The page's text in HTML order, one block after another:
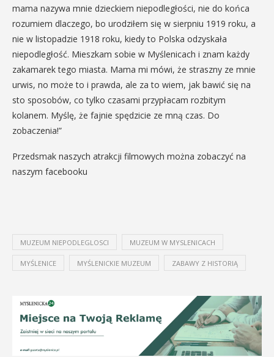
mama nazywa mnie dzieckiem niepodległości, nie do końca
rozumiem dlaczego, bo urodziłem się w sierpniu 1919 roku, a
nie w listopadzie 1918 roku, kiedy to Polska odzyskała
niepodległość. Mieszkam sobie w Myślenicach i znam każdy
zakamarek tego miasta. Mama mi mówi, że straszny ze mnie
urwis, no może to i prawda, ale za to wiem, jak bawić się na
sto sposobów, co tylko czasami przypłacam rozbitym
kolanem. Myślę, że fajnie spędzicie ze mną czas. Do
zobaczenia!”
Przedsmak naszych atrakcji filmowych można zobaczyć na
naszym facebooku
MUZEUM NIEPODLEGLOSCI MUZEUM W MYSLENICACH
MYŚLENICE MYŚLENICKIE MUZEUM ZABAWY Z HISTORIĄ